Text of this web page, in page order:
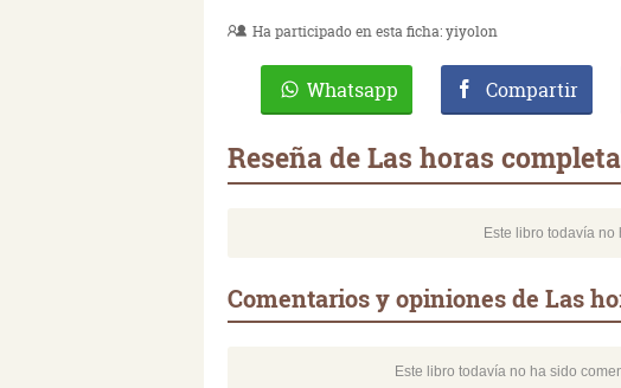
Ha participado en esta ficha:yiyolon
Whatsapp Compartir
Reseña de Las horas
Este libro todavía no
Comentarios y opiniones de Las
Este libro todavía no ha sido